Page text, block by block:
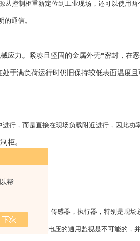
帮
控制柜重新定位到工业现场，还可以使用
通信。
应力。紧凑且坚固的金属外壳*密封，在
于满负荷运行时仍旧保持较低表面温度
行，而是直接在现场负载附近进行，因此功
柜。
的系统组件，传感器，执行器，特别是现
对于两路输入电压的通用监视是不可能的，